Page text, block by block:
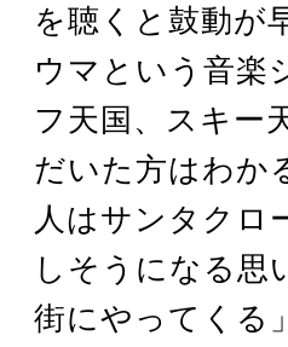
を聴くと鼓動が
ウマという音楽
フ天国、スキー
だいた方はわか
人はサンタクロ
しそうになる思
街にやってくる